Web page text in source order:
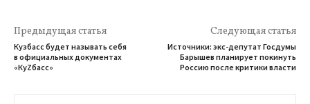
Предыдущая статья
Кузбасс будет называть себя
в официальных документах
«КуZбасс»
Следующая статья
Источники: экс-депутат Госдумы
Барышев планирует покинуть
Россию после критики власти